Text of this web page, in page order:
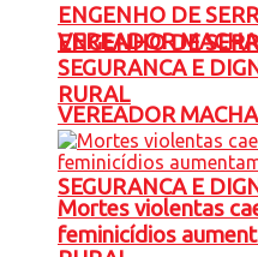
ENGENHO DE
VEREADOR
SEGURANCA E
ENGENHO DE
VEREADOR
SEGURANCA E
RURAL
Mortes violentas
feminicídios